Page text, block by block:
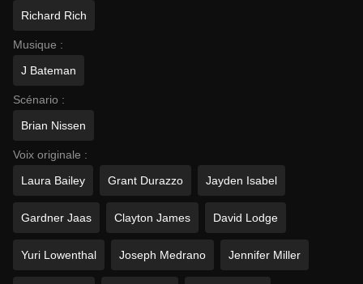
Richard Rich
Musique :
J Bateman
Scénario :
Brian Nissen
Voix originale :
Laura Bailey
Grant Durazzo Jayden Isabel
Gardner Jaas Clayton James David Lodge
Yuri Lowenthal Joseph Medrano Jennifer Miller